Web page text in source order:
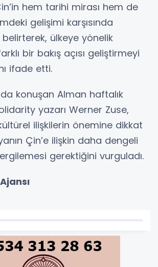
hem tarihi mirası hem de
gelişimi karşısında
ülkeye yönelik
bir bakış açısı geliştirmeyi
ifade etti.
konuşan Alman haftalık
yazarı Werner Zuse,
ilişkilerin önemine dikkat
Çin’e ilişkin daha dengeli
gerektiğini vurguladı.